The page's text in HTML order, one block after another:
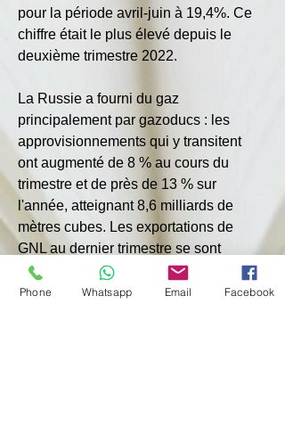
pour la période avril-juin à 19,4%. Ce
chiffre était le plus élevé depuis le
deuxième trimestre 2022.
La Russie a fourni du gaz
principalement par gazoducs : les
approvisionnements qui y transitent
ont augmenté de 8 % au cours du
trimestre et de près de 13 % sur
l'année, atteignant 8,6 milliards de
mètres cubes. Les exportations de
GNL au dernier trimestre se sont
élevées à 4,7 milliards de mètres
cubes.
Phone Whatsapp Email Facebook